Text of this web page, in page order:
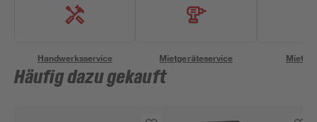
Handwerksservice Mietgeräteservice
Häufig dazu gekauft